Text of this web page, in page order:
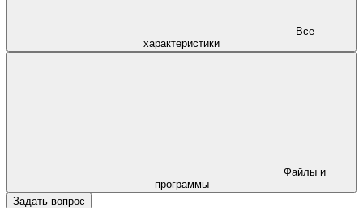
характеристики
программы
Задать вопрос